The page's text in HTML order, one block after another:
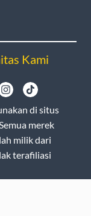
Kami
di situs
merek
milik dari
terafiliasi